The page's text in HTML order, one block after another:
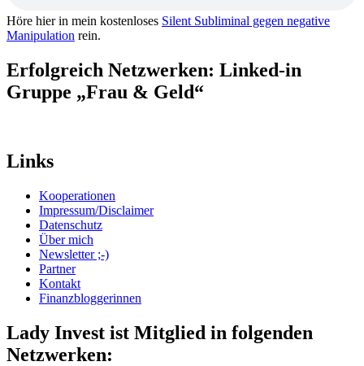
Höre hier in mein kostenloses Silent Subliminal gegen negative
Manipulation rein.
Erfolgreich Netzwerken: Linked-in
Gruppe „Frau & Geld“
Links
Kooperationen
Impressum/Disclaimer
Datenschutz
Über mich
Newsletter ;-)
Partner
Kontakt
Finanzbloggerinnen
Lady Invest ist Mitglied in folgenden
Netzwerken: